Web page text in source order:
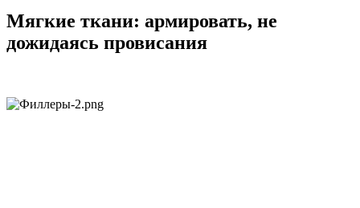
Мягкие ткани: армировать, не
дожидаясь провисания